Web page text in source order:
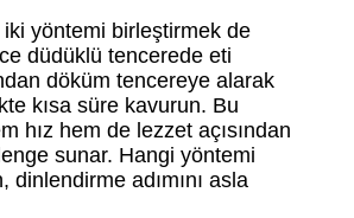
yöntemi birleştirmek de
düdüklü tencerede eti
döküm tencereye alarak
kısa süre kavurun. Bu
hız hem de lezzet açısından
sunar. Hangi yöntemi
dinlendirme adımını asla